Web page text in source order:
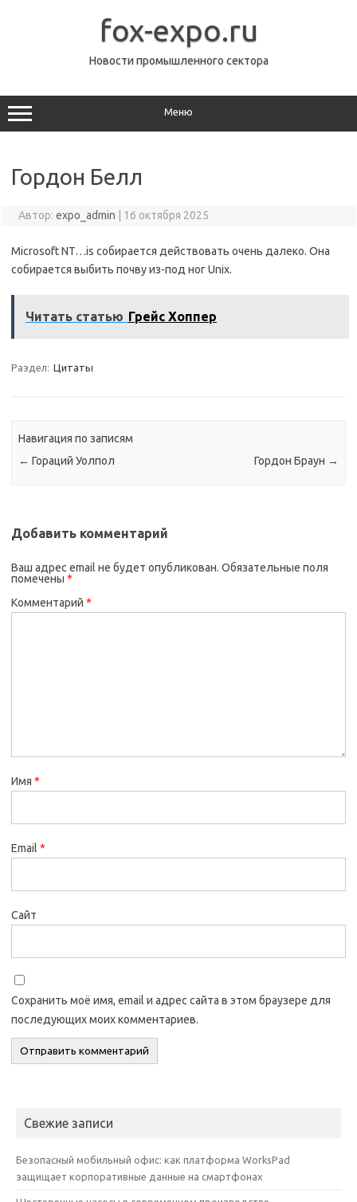
fox-expo.ru
Новости промышленного сектора
Меню
Гордон Белл
Автор: expo_admin 16 октября 2025
Microsoft NT…is собирается действовать очень далеко. Она
собирается выбить почву из-под ног Unix.
Читать статью Грейс Хоппер
Раздел: Цитаты
Навигация по записям
← Гораций Уолпол Гордон Браун →
Добавить комментарий
Ваш адрес email не будет опубликован. Обязательные поля
помечены *
Комментарий *
Имя *
Email *
Сайт
Сохранить моё имя, email и адрес сайта в этом браузере для
последующих моих комментариев.
Свежие записи
Безопасный мобильный офис: как платформа WorksPad
защищает корпоративные данные на смартфонах